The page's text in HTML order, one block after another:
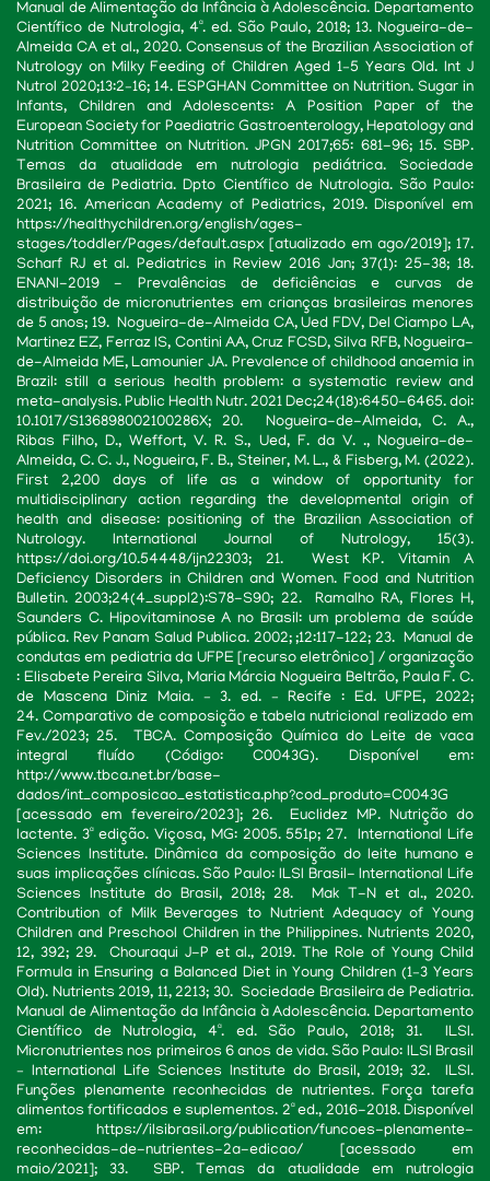
Manual de Alimentação da Infância à Adolescência. Departamento
Científico de Nutrologia, 4ª. ed. São Paulo, 2018; 13. Nogueira-de-
Almeida CA et al., 2020. Consensus of the Brazilian Association of
Nutrology on Milky Feeding of Children Aged 1–5 Years Old. Int J
Nutrol 2020;13:2–16; 14. ESPGHAN Committee on Nutrition. Sugar in
Infants, Children and Adolescents: A Position Paper of the
European Society for Paediatric Gastroenterology, Hepatology and
Nutrition Committee on Nutrition. JPGN 2017;65: 681-96; 15. SBP.
Temas da atualidade em nutrologia pediátrica. Sociedade
Brasileira de Pediatria. Dpto Científico de Nutrologia. São Paulo:
2021; 16. American Academy of Pediatrics, 2019. Disponível em
https://healthychildren.org/english/ages-
stages/toddler/Pages/default.aspx [atualizado em ago/2019]; 17.
Scharf RJ et al. Pediatrics in Review 2016 Jan; 37(1): 25-38; 18.
ENANI-2019 - Prevalências de deficiências e curvas de
distribuição de micronutrientes em crianças brasileiras menores
de 5 anos; 19. Nogueira-de-Almeida CA, Ued FDV, Del Ciampo LA,
Martinez EZ, Ferraz IS, Contini AA, Cruz FCSD, Silva RFB, Nogueira-
de-Almeida ME, Lamounier JA. Prevalence of childhood anaemia in
Brazil: still a serious health problem: a systematic review and
meta-analysis. Public Health Nutr. 2021 Dec;24(18):6450-6465. doi:
10.1017/S136898002100286X; 20. Nogueira-de-Almeida, C. A.,
Ribas Filho, D., Weffort, V. R. S., Ued, F. da V. ., Nogueira-de-
Almeida, C. C. J., Nogueira, F. B., Steiner, M. L., & Fisberg, M. (2022).
First 2,200 days of life as a window of opportunity for
multidisciplinary action regarding the developmental origin of
health and disease: positioning of the Brazilian Association of
Nutrology. International Journal of Nutrology, 15(3).
https://doi.org/10.54448/ijn22303; 21. West KP. Vitamin A
Deficiency Disorders in Children and Women. Food and Nutrition
Bulletin. 2003;24(4_suppl2):S78-S90; 22. Ramalho RA, Flores H,
Saunders C. Hipovitaminose A no Brasil: um problema de saúde
pública. Rev Panam Salud Publica. 2002; ;12:117-122; 23. Manual de
condutas em pediatria da UFPE [recurso eletrônico] / organização
: Elisabete Pereira Silva, Maria Márcia Nogueira Beltrão, Paula F. C.
de Mascena Diniz Maia. – 3. ed. – Recife : Ed. UFPE, 2022;
24. Comparativo de composição e tabela nutricional realizado em
Fev./2023; 25. TBCA. Composição Química do Leite de vaca
integral fluído (Código: C0043G). Disponível em:
http://www.tbca.net.br/base-
dados/int_composicao_estatistica.php?cod_produto=C0043G
[acessado em fevereiro/2023]; 26. Euclidez MP. Nutrição do
lactente. 3ª edição. Viçosa, MG: 2005. 551p; 27. International Life
Sciences Institute. Dinâmica da composição do leite humano e
suas implicações clínicas. São Paulo: ILSI Brasil- International Life
Sciences Institute do Brasil, 2018; 28. Mak T-N et al., 2020.
Contribution of Milk Beverages to Nutrient Adequacy of Young
Children and Preschool Children in the Philippines. Nutrients 2020,
12, 392; 29. Chouraqui J-P et al., 2019. The Role of Young Child
Formula in Ensuring a Balanced Diet in Young Children (1–3 Years
Old). Nutrients 2019, 11, 2213; 30. Sociedade Brasileira de Pediatria.
Manual de Alimentação da Infância à Adolescência. Departamento
Científico de Nutrologia, 4ª. ed. São Paulo, 2018; 31. ILSI.
Micronutrientes nos primeiros 6 anos de vida. São Paulo: ILSI Brasil
– International Life Sciences Institute do Brasil, 2019; 32. ILSI.
Funções plenamente reconhecidas de nutrientes. Força tarefa
alimentos fortificados e suplementos. 2ª ed., 2016-2018. Disponível
em: https://ilsibrasil.org/publication/funcoes-plenamente-
reconhecidas-de-nutrientes-2a-edicao/ [acessado em
maio/2021]; 33. SBP. Temas da atualidade em nutrologia